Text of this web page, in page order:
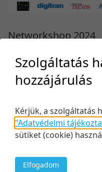
Networkshop 2024
0 tétel
elég jogosultsága.
Telefon
+36 1 889 7603
Szolgáltatás
hozzájárulás
Kérjük, a szolgáltatás
"Adatvédelmi
sütiket (cookie)
Elfogadom